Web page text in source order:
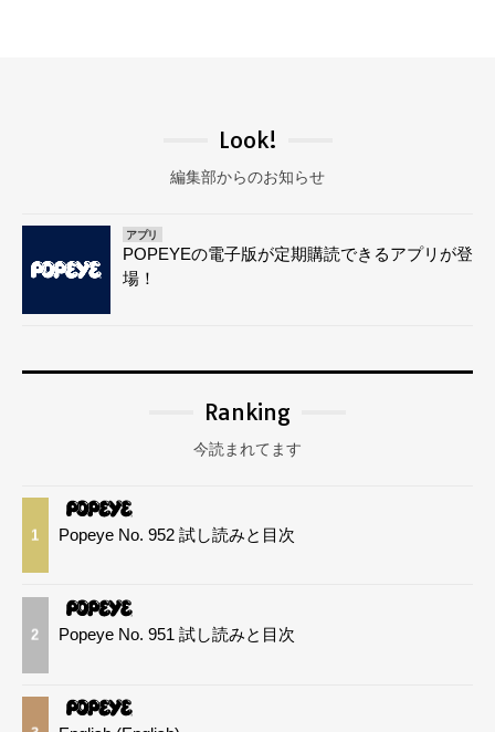
Look!
編集部からのお知らせ
アプリ
POPEYEの電子版が定期購読できるアプリが登
場！
Ranking
今読まれてます
1 Popeye No. 952 試し読みと目次
2 Popeye No. 951 試し読みと目次